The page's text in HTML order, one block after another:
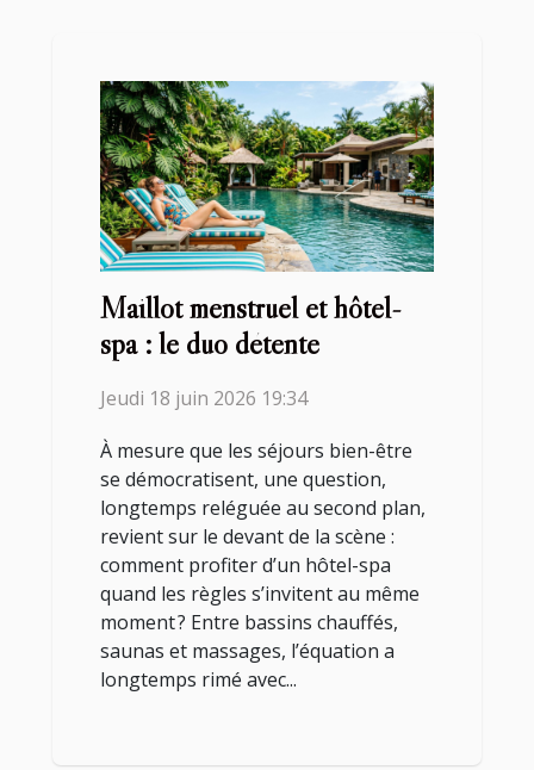
Maillot menstruel et hôtel-
spa : le duo détente
Jeudi 18 juin 2026 19:34
À mesure que les séjours bien-être
se démocratisent, une question,
longtemps reléguée au second plan,
revient sur le devant de la scène :
comment profiter d’un hôtel-spa
quand les règles s’invitent au même
moment ? Entre bassins chauffés,
saunas et massages, l’équation a
longtemps rimé avec...